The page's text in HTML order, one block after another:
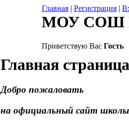
Главная | Регистрация |
МОУ СОШ
Приветствую Вас Гость
Главная страница
Добро пожаловать
на официальный сайт